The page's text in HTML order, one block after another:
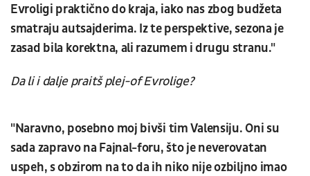
Evroligi praktično do kraja, iako nas zbog budžeta
smatraju autsajderima. Iz te perspektive, sezona je
zasad bila korektna, ali razumem i drugu stranu."
Da li i dalje praitš plej-of Evrolige?
"Naravno, posebno moj bivši tim Valensiju. Oni su
sada zapravo na Fajnal-foru, što je neverovatan
uspeh, s obzirom na to da ih niko nije ozbiljno imao